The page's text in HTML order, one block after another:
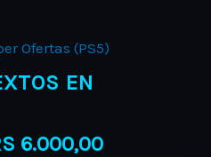
Ofertas (PS5)
EN
6.000,00